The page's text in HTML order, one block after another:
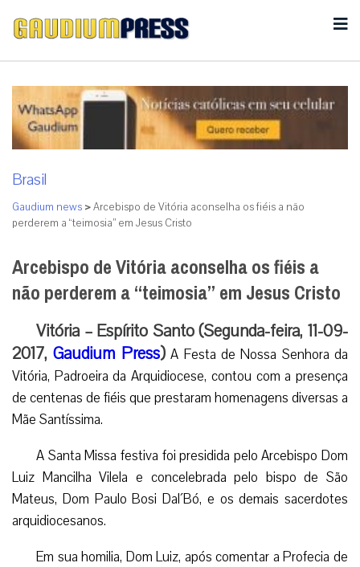
Brasil
Gaudium news >Arcebispo de Vitória aconselha os fiéis a não
perderem a “teimosia” em Jesus Cristo
Arcebispo de Vitória aconselha os fiéis a
não perderem a “teimosia” em Jesus Cristo
Vitória – Espírito Santo (Segunda-feira, 11-09-
2017,Gaudium Press)A Festa de Nossa Senhora da
Vitória, Padroeira da Arquidiocese, contou com a presença
de centenas de fiéis que prestaram homenagens diversas a
Mãe Santíssima.
A Santa Missa festiva foi presidida pelo Arcebispo Dom
Luiz Mancilha Vilela e concelebrada pelo bispo de São
Mateus, Dom Paulo Bosi Dal´Bó, e os demais sacerdotes
arquidiocesanos.
Em sua homilia, Dom Luiz, após comentar a Profecia de